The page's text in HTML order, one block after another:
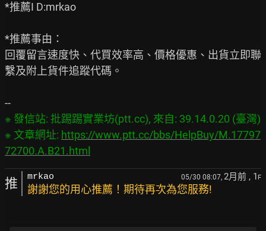
*推薦I D:mrkao
*推薦事由：
回覆留言速度快、代買效率高、價格優惠、出貨立即聯
繫及附上貨件追蹤代碼。
※ 發信站: 批踢踢實業坊(ptt.cc), 來自: 39.14.0.20 (臺灣)
※ 文章網址: https://www.ptt.cc/bbs/HelpBuy/M.17797
72700.A.B21.html
推 mrkao 05/30 08:07, 2月前 , 1 F
謝謝您的用心推薦！期待再次為您服務!